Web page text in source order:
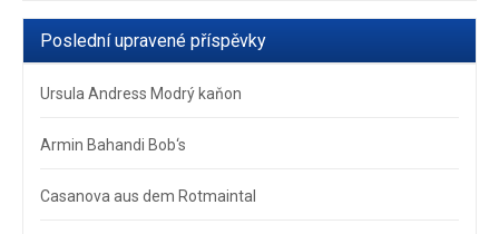
Poslední upravené příspěvky
Ursula Andress Modrý kaňon
Armin Bahandi Bob‘s
Casanova aus dem Rotmaintal